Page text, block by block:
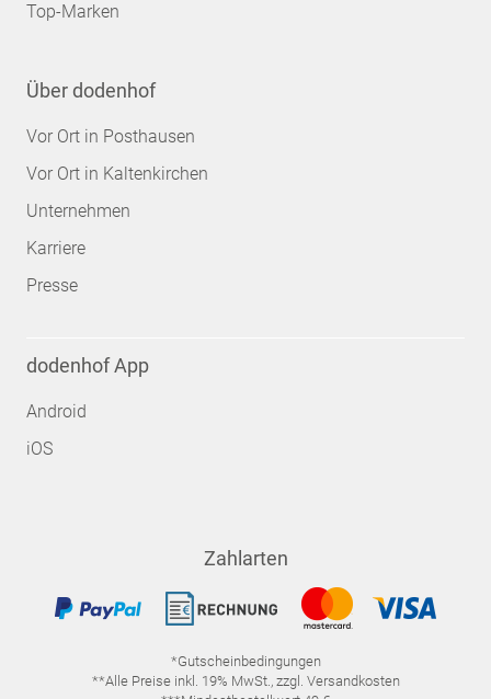
Top-Marken
Über dodenhof
Vor Ort in Posthausen
Vor Ort in Kaltenkirchen
Unternehmen
Karriere
Presse
dodenhof App
Android
iOS
Zahlarten
*Gutscheinbedingungen
**Alle Preise inkl. 19% MwSt., zzgl. Versandkosten